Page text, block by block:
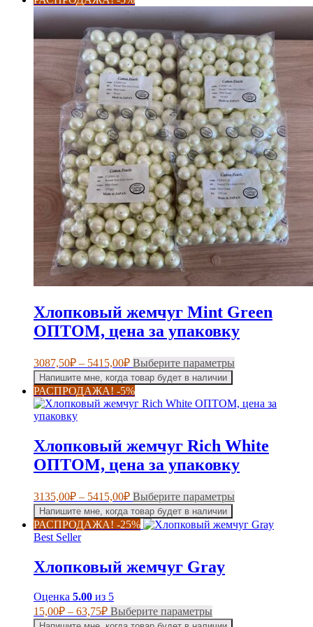
–
63,75₽
несколько
вариаций.
Опции
можно
выбрать
на
странице
товара.
Хлопковый жемчуг Mint Green
ОПТОМ, цена за упаковку
3087,50₽ – 5415,00₽Диапазон
цен:
3087,50₽
–
Выберите параметрыЭтот
несколько
вариаций.
выбрать
на
странице
Напишите мне, когда товар будет в наличии
РАСПРОДАЖА! -5%
Хлопковый жемчуг Rich White
ОПТОМ, цена за упаковку
3135,00₽ – 5415,00₽Диапазон
цен:
3135,00₽
–
Выберите параметрыЭтот
имеет
несколько
Напишите мне, когда товар будет в наличии
РАСПРОДАЖА! -25%
Best Seller
Хлопковый жемчуг Gray
Оценка 5.00 из 5
15,00₽ – 63,75₽Диапазон
цен:
Выберите параметрыЭтот
товар